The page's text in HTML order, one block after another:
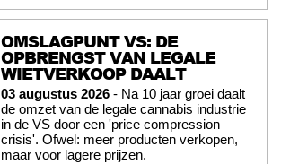
OMSLAGPUNT VS: DE
OPBRENGST VAN LEGALE
WIETVERKOOP DAALT
03 augustus 2026 - Na 10 jaar groei daalt
de omzet van de legale cannabis industrie
in de VS door een 'price compression
crisis'. Ofwel: meer producten verkopen,
maar voor lagere prijzen.